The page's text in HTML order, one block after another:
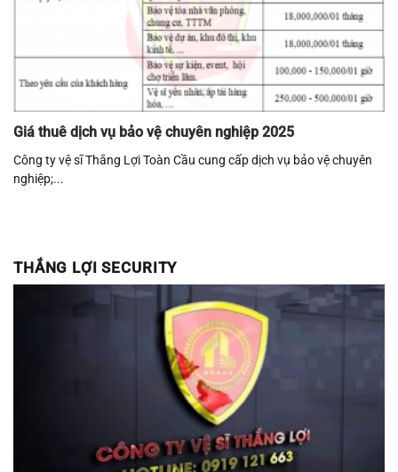
Giá thuê dịch vụ bảo vệ chuyên nghiệp 2025
Công ty vệ sĩ Thắng Lợi Toàn Cầu cung cấp dịch vụ bảo vệ chuyên
nghiệp;...
THẮNG LỢI SECURITY